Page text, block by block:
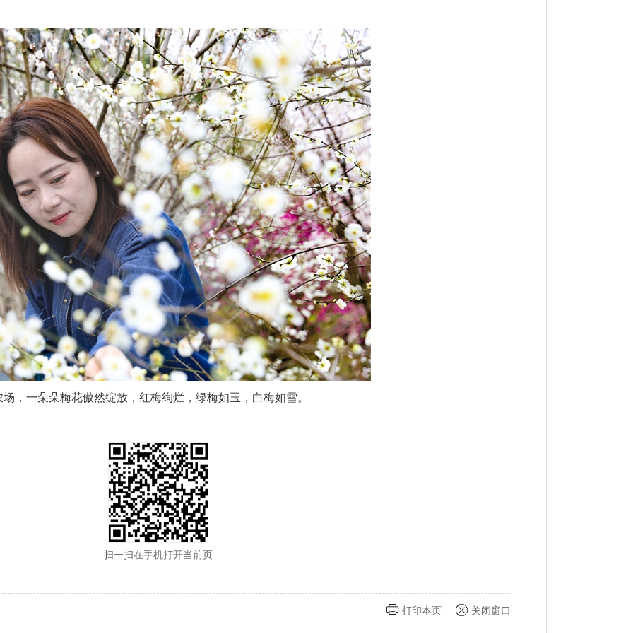
，一朵朵梅花傲然绽放，红梅绚烂，绿梅如玉，白梅如雪。
扫一扫在手机打开当前页
打印本页 关闭窗口